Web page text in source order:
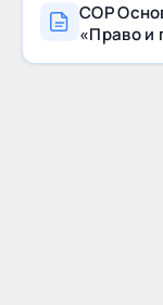
СОР
«Право и